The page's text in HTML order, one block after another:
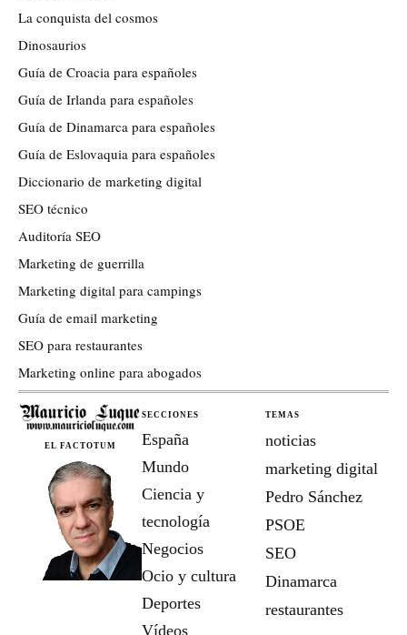
La conquista del cosmos
Dinosaurios
Guía de Croacia para españoles
Guía de Irlanda para españoles
Guía de Dinamarca para españoles
Guía de Eslovaquia para españoles
Diccionario de marketing digital
SEO técnico
Auditoría SEO
Marketing de guerrilla
Marketing digital para campings
Guía de email marketing
SEO para restaurantes
Marketing online para abogados
EL FACTOTUM
SECCIONES
España
Mundo
Ciencia y
tecnología
Negocios
Ocio y cultura
Deportes
Vídeos
TEMAS
noticias
marketing digital
Pedro Sánchez
PSOE
SEO
Dinamarca
restaurantes